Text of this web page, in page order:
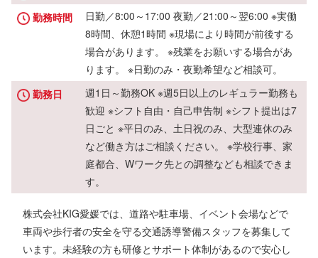
勤務時間
日勤／8:00～17:00 夜勤／21:00～翌6:00 ※実働
8時間、休憩1時間 ※現場により時間が前後する
場合があります。 ※残業をお願いする場合があ
ります。 ※日勤のみ・夜勤希望など相談可。
勤務日
週1日～勤務OK ※週5日以上のレギュラー勤務も
歓迎 ※シフト自由・自己申告制 ※シフト提出は7
日ごと ※平日のみ、土日祝のみ、大型連休のみ
など働き方はご相談ください。 ※学校行事、家
庭都合、Wワーク先との調整なども相談できま
す。
株式会社KIG愛媛では、道路や駐車場、イベント会場などで
車両や歩行者の安全を守る交通誘導警備スタッフを募集して
います。未経験の方も研修とサポート体制があるので安心し